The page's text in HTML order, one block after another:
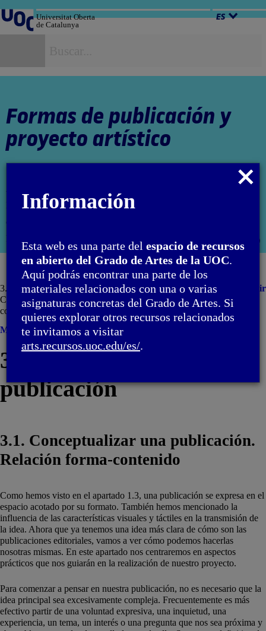
al
contenido
Universitat Oberta
de Catalunya
ES
Formas de publicación y
proyecto artístico
El encargo y la creación de este material docente han sido
3. Cómo elaborar una publicación / 3.1.
Conceptualizar una publicación. Relación forma-
contenido
Imprimir
Menú
3. Cómo elaborar una
publicación
3.1. Conceptualizar una publicación.
Relación forma-contenido
Como hemos visto en el apartado 1.3, una publicación se expresa en el
espacio acotado por su formato. También hemos mencionado la
influencia de las características visuales y táctiles en la transmisión de
la idea. Ahora que ya tenemos una idea más clara de cómo son las
publicaciones editoriales, vamos a ver cómo podemos hacerlas
nosotras mismas. En este apartado nos centraremos en aspectos
prácticos que nos guiarán en la realización de nuestro proyecto.
Para comenzar a pensar en nuestra publicación, no es necesario que la
idea principal sea excesivamente compleja. Frecuentemente es más
efectivo partir de una voluntad expresiva, una inquietud, una
experiencia, un tema, un interés o una pregunta que nos sea próxima y
Cerrar
modal
Información
Esta web es una parte del espacio de recursos
en abierto del Grado de Artes de la UOC.
Aquí podrás encontrar una parte de los
materiales relacionados con una o varias
asignaturas concretas del Grado de Artes. Si
quieres explorar otros recursos relacionados
te invitamos a visitar
arts.recursos.uoc.edu/es/.